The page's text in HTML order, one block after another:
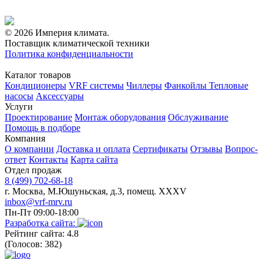
© 2026 Империя климата.
Поставщик климатической техники
Политика конфиденциальности
Каталог товаров
Кондиционеры VRF системы Чиллеры Фанкойлы Тепловые
насосы Аксессуары
Услуги
Проектирование Монтаж оборудования Обслуживание
Помощь в подборе
Компания
О компании Доставка и оплата Сертификаты Отзывы Вопрос-
ответ Контакты Карта сайта
Отдел продаж
8 (499) 702-68-18
г. Москва, М.Юшуньская, д.3, помещ. XXXV
inbox@vrf-mrv.ru
Пн-Пт 09:00-18:00
Разработка сайта:
Рейтинг сайта: 4.8
(Голосов: 382)